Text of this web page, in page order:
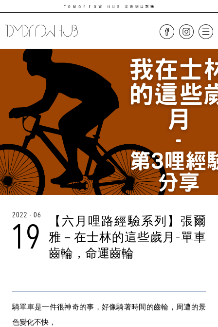
2022 - 06
19
【六月哩路經驗系列】張爾
雅－在士林的這些歲月-單車
齒輪，命運齒輪
騎單車是一件很神奇的事，好像騎著時間的齒輪，周遭的景
色變化不快，